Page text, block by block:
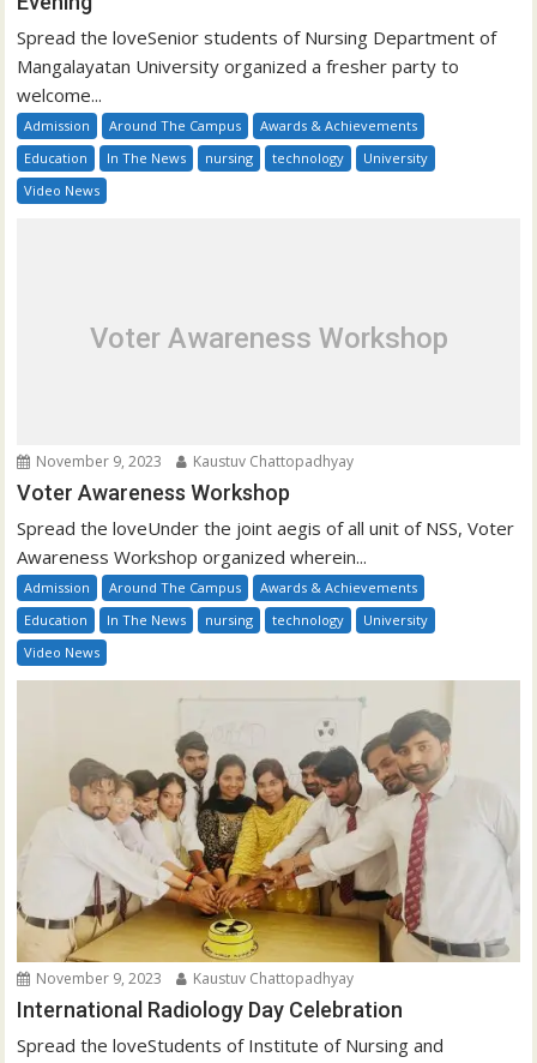
Spread the loveSenior students of Nursing Department of
Mangalayatan University organized a fresher party to
welcome...
Admission Around The Campus
Awards & Achievements
Education
In The News nursing technology
University
Video News
Voter Awareness Workshop
November 9, 2023 Kaustuv Chattopadhyay
Voter Awareness Workshop
Spread the loveUnder the joint aegis of all unit of NSS, Voter
Awareness Workshop organized wherein...
Admission Around The Campus
Awards & Achievements
Education
In The News nursing technology
University
Video News
November 9, 2023 Kaustuv Chattopadhyay
International Radiology Day Celebration
Spread the loveStudents of Institute of Nursing and